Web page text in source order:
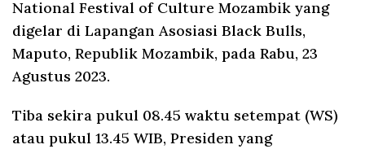
National Festival of Culture Mozambik yang
digelar di Lapangan Asosiasi Black Bulls,
Maputo, Republik Mozambik, pada Rabu, 23
Agustus 2023.
Tiba sekira pukul 08.45 waktu setempat (WS)
atau pukul 13.45 WIB, Presiden yang